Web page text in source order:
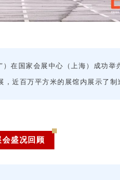
在国家会展中心（上海）成功
，近百万平方米的展馆内展示了制
会盛况回顾